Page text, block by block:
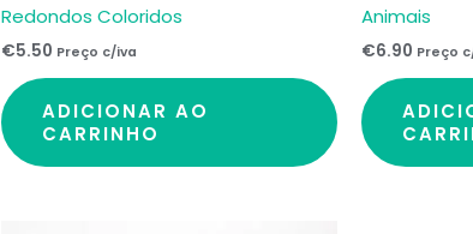
Redondos Coloridos
€5.50 Preço c/iva
ADICIONAR AO
CARRINHO
Animais
€6.90 Preço